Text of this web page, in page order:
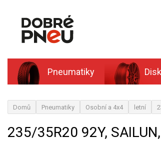
Pneumatiky
Domů Pneumatiky Osobní a 4x4 letní
235/35R20 92Y,